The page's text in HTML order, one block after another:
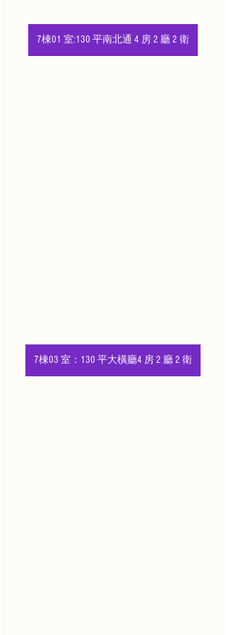
7棟01 室:130 平南北通 4 房 2 廳 2 衛
7棟03 室：130 平大橫廳4 房 2 廳 2 衛